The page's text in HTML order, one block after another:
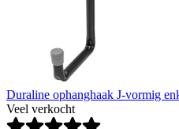
Duraline ophanghaak J-vormig
Veel verkocht